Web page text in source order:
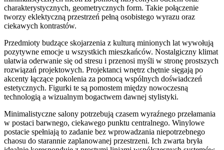
charakterystycznych, geometrycznych form. Takie połączenie
tworzy eklektyczną przestrzeń pełną osobistego wyrazu oraz
ciekawych kontrastów.
Przedmioty budzące skojarzenia z kulturą minionych lat wywołują
pozytywne emocje u wszystkich mieszkańców. Nostalgiczny klimat
ułatwia oderwanie się od stresu i przenosi myśli w stronę prostszych
rozwiązań projektowych. Projektanci wnętrz chętnie sięgają po
akcenty łączące pokolenia za pomocą wspólnych doświadczeń
estetycznych. Figurki te są pomostem między nowoczesną
technologią a wizualnym bogactwem dawnej stylistyki.
Minimalistyczne salony potrzebują czasem wyraźnego przełamania
w postaci barwnego, ciekawego punktu centralnego. Winylowe
postacie spełniają to zadanie bez wprowadzania niepotrzebnego
chaosu do starannie zaplanowanej przestrzeni. Ich zwarta bryła